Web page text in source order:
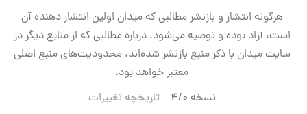
هرگونه انتشار و بازنشر مطالبی که میدان اولین انتشار دهنده آن
است، آزاد بوده و توصیه می‌شود. درباره مطالبی که از منابع دیگر در
سایت میدان با ذکر منبع بازنشر شده‌اند، محدودیت‌های منبع اصلی
معتبر خواهد بود.
نسخه ۴/۰ –
تاریخچه تغییرات